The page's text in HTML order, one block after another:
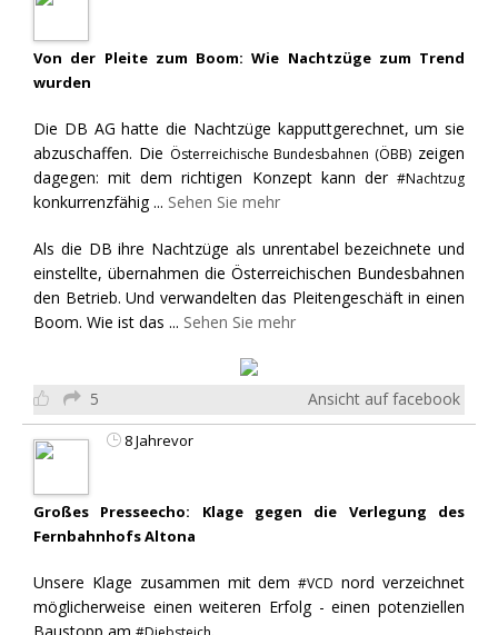
Von der Pleite zum Boom: Wie Nachtzüge zum Trend
wurden
Die DB AG hatte die Nachtzüge kapputtgerechnet, um sie
abzuschaffen. Die Österreichische Bundesbahnen (ÖBB) zeigen
dagegen: mit dem richtigen Konzept kann der #Nachtzug
konkurrenzfähig ... Sehen Sie mehr
Als die DB ihre Nachtzüge als unrentabel bezeichnete und
einstellte, übernahmen die Österreichischen Bundesbahnen
den Betrieb. Und verwandelten das Pleitengeschäft in einen
Boom. Wie ist das ... Sehen Sie mehr
5 Ansicht auf facebook
8 Jahrevor
Großes Presseecho: Klage gegen die Verlegung des
Fernbahnhofs Altona
Unsere Klage zusammen mit dem#VCD nord verzeichnet
möglicherweise einen weiteren Erfolg - einen potenziellen
Baustopp am